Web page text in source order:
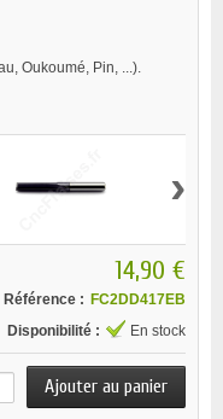
Oukoumé, Pin, ...).
›
14,90 €
Référence : FC2DD417EB
Disponibilité :
En stock